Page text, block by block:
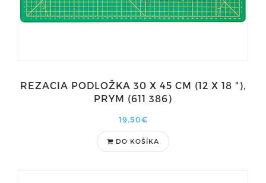
REZACIA PODLOŽKA 30 X 45 CM (12 X 18 "),
PRYM (611 386)
19,50€
DO KOŠÍKA